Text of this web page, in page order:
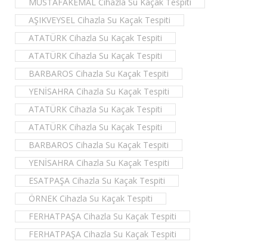
AŞIKVEYSEL Cihazla Su Kaçak Tespiti
ATATÜRK Cihazla Su Kaçak Tespiti
ATATÜRK Cihazla Su Kaçak Tespiti
BARBAROS Cihazla Su Kaçak Tespiti
YENİSAHRA Cihazla Su Kaçak Tespiti
ATATÜRK Cihazla Su Kaçak Tespiti
ATATÜRK Cihazla Su Kaçak Tespiti
BARBAROS Cihazla Su Kaçak Tespiti
YENİSAHRA Cihazla Su Kaçak Tespiti
ESATPAŞA Cihazla Su Kaçak Tespiti
ÖRNEK Cihazla Su Kaçak Tespiti
FERHATPAŞA Cihazla Su Kaçak Tespiti
FERHATPAŞA Cihazla Su Kaçak Tespiti